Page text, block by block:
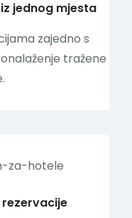
jednog mjesta
zajedno s
tražene
rezervacije